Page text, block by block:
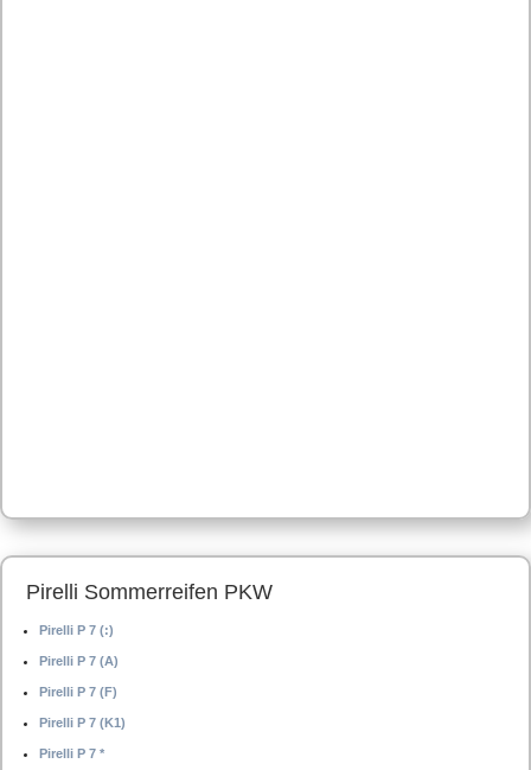
Pirelli Sommerreifen PKW
Pirelli P 7 (:)
Pirelli P 7 (A)
Pirelli P 7 (F)
Pirelli P 7 (K1)
Pirelli P 7 *